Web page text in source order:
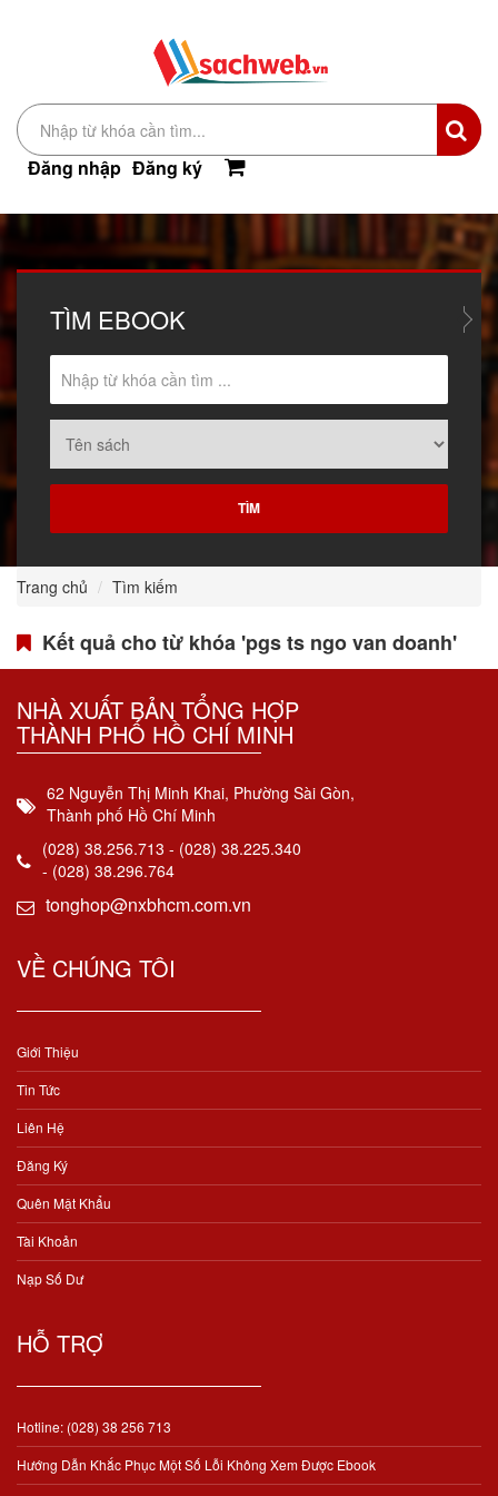
Đăng nhập Đăng ký
TÌM EBOOK
Trang chủ Tìm kiếm
Kết quả cho từ khóa 'pgs ts ngo van doanh'
NHÀ XUẤT BẢN TỔNG HỢP
THÀNH PHỐ HỒ CHÍ MINH
62 Nguyễn Thị Minh Khai, Phường Sài Gòn,
Thành phố Hồ Chí Minh
(028) 38.256.713 - (028) 38.225.340
- (028) 38.296.764
tonghop@nxbhcm.com.vn
VỀ CHÚNG TÔI
Giới Thiệu
Tin Tức
Liên Hệ
Đăng Ký
Quên Mật Khẩu
Tài Khoản
Nạp Số Dư
HỖ TRỢ
Hotline: (028) 38 256 713
Hướng Dẫn Khắc Phục Một Số Lỗi Không Xem Được Ebook